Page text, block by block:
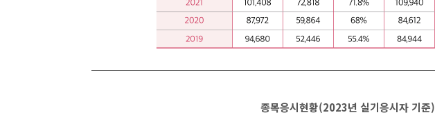
종목응시현황(2023년 실기응시자 기준)